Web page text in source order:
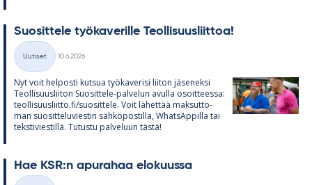
Suo­sit­tele työ­ka­ve­rille Teol­li­suus­liit­toa!
Kategoriat
Uutiset
10.6.2026
Nyt voit hel­posti kut­sua työ­ka­ve­risi lii­ton jä­se­neksi
Teol­li­suus­lii­ton Suo­sit­tele-pal­ve­lun avulla osoit­teessa:
teol­li­suus­liitto.fi/suo­sit­tele. Voit lä­het­tää mak­sut­to­
man suo­sit­te­lu­vies­tin säh­kö­pos­tilla, What­sAp­pilla tai
teks­ti­vies­tillä. Tu­tustu pal­ve­luun tästä!
Hae KSR:n apu­ra­haa elo­kuussa